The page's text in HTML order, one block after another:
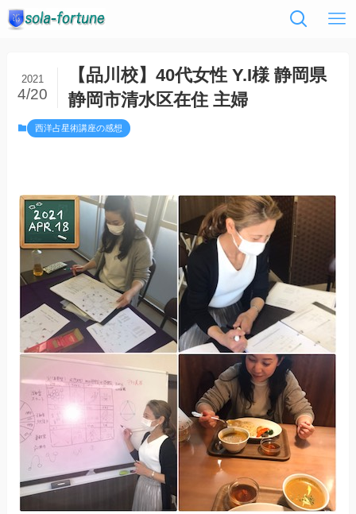
【品川校】40代女性 Y.I様 静岡県
静岡市清水区在住 主婦
2021
4/20
西洋占星術講座の感想